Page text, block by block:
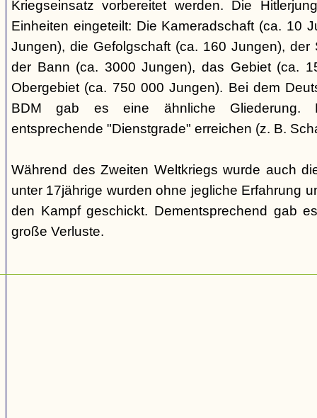
Kriegseinsatz vorbereitet werden. Die
Einheiten eingeteilt: Die Kameradschaft (ca. 10
Jungen), die Gefolgschaft (ca. 160 Jungen), der
der Bann (ca. 3000 Jungen), das Gebiet (ca.
Obergebiet (ca. 750 000 Jungen). Bei dem
BDM gab es eine ähnliche Gliederung.
entsprechende "Dienstgrade" erreichen (z. B.
Während des Zweiten Weltkriegs wurde auch
unter 17jährige wurden ohne jegliche Erfahrung
den Kampf geschickt. Dementsprechend gab
große Verluste.